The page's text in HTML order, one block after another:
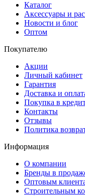
Каталог
Аксессуары и
Новости и блог
Оптом
Покупателю
Акции
Личный кабинет
Гарантия
Доставка и
Покупка в
Контакты
Отзывы
Политика
Информация
О компании
Бренды в
Оптовым
Строительным